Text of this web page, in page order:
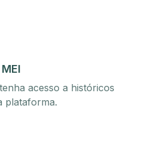
acesso a históricos
plataforma.